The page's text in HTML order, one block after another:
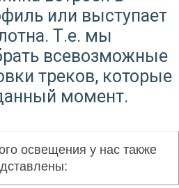
или выступает
Т.е. мы
всевозможные
треков, которые
момент.
освещения у нас также